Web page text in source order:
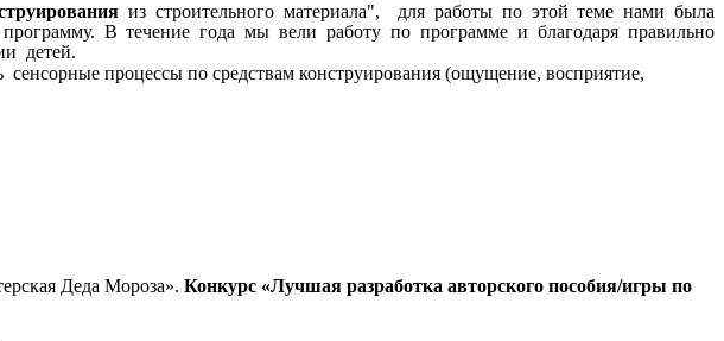
из строительного материала", для работы по этой теме нами была
программу. В течение года мы вели работу по программеи благодаря правильно
детей.
процессы по средствам конструирования (ощущение, восприятие,
Деда Мороза». Конкурс «Лучшая разработка авторского пособия/игры по